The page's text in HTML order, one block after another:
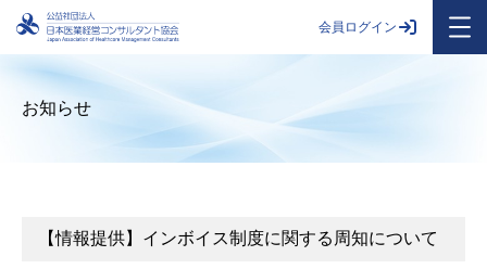
会員ログイン
お知らせ
【情報提供】インボイス制度に関する周知について